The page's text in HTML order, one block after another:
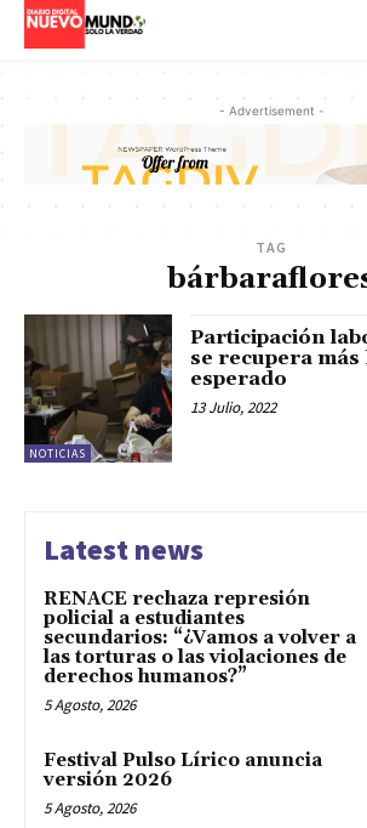
- Advertisement -
TAG
NOTICIAS
Participación
se recupera
esperado
13 Julio, 2022
Latest news
RENACE rechaza represión
policial a estudiantes
secundarios: “¿Vamos a volver a
las torturas o las violaciones de
derechos humanos?”
5 Agosto, 2026
Festival Pulso Lírico anuncia
versión 2026
5 Agosto, 2026